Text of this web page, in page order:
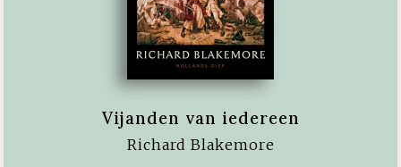
Vijanden van iedereen
Richard Blakemore